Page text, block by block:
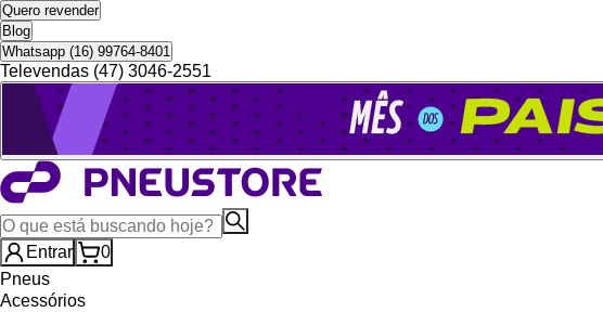
Quero revender
Blog
Whatsapp (16) 99764-8401
Televendas (47) 3046-2551
Entrar
0
Pneus
Acessórios